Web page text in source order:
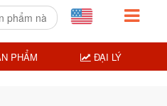
PHẨM ĐẠI LÝ